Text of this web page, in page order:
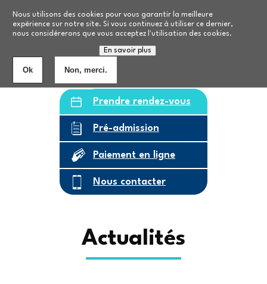
Nous utilisons des cookies pour vous garantir la meilleure
expérience sur notre site. Si vous continuez à utiliser ce dernier,
nous considérerons que vous acceptez l'utilisation des cookies.
En savoir plus
Ok Non, merci.
Nos formations
Personnes âgées8
Prendre rendez-vous
Pré-admission
Paiement en ligne
Nous contacter
Actualités